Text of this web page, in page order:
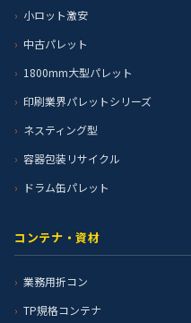
小ロット激安
中古パレット
1800mm大型パレット
印刷業界パレットシリーズ
ネスティング型
容器包装リサイクル
ドラム缶パレット
コンテナ・資材
業務用折コン
TP規格コンテナ